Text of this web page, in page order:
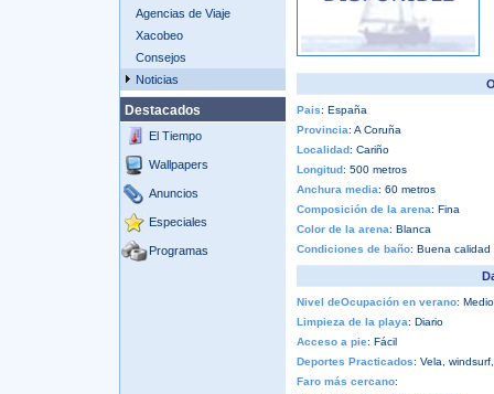
Agencias de Viaje
Xacobeo
Consejos
Noticias
Destacados
El Tiempo
Wallpapers
Anuncios
Especiales
Programas
Pais: España
Provincia: A Coruña
Localidad: Cariño
Longitud: 500 metros
Anchura media: 60 metros
Composición de la arena: Fina
Color de la arena: Blanca
Condiciones de baño: Buena calidad
Nivel deOcupación en verano: Medio
Limpieza de la playa: Diario
Acceso a pie: Fácil
Deportes Practicados: Vela,
Faro más cercano: